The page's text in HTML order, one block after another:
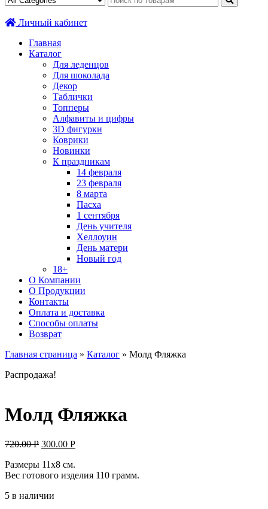
Личный кабинет
Главная
Каталог
Для леденцов
Для шоколада
Декор
Таблички
Топперы
Алфавиты и цифры
3D фигурки
Коврики
Новинки
К праздникам
14 февраля
23 февраля
8 марта
Пасха
1 сентября
День учителя
Хеллоуин
День матери
Новый год
18+
О Компании
О Продукции
Контакты
Оплата и доставка
Способы оплаты
Возврат
Главная страница » Каталог » Молд Фляжка
Распродажа!
Молд Фляжка
720.00Р Original
was:
720.00 руб..
300.00 РCurrent
300.00 руб..
Размеры 11х8 см.
Вес готового изделия 110 грамм.
5 в наличии